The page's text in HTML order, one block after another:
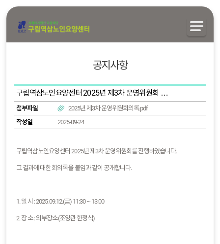
공지사항
구립역삼노인요양센터 2025년 제3차 운영위원회 진행
첨부파일
2025년 제3차 운영위원회의록.pdf
작성일
2025-09-24
구립역삼노인요양센터 2025년 제3차 운영위원회를 진행하였습니다.
그 결과에 대한 회의록을 붙임과 같이 공개합니다.
1. 일 시 : 2025.09.12.(금) 11:30 ~ 13:00
2. 장 소 : 외부장소(조양관 한정식)